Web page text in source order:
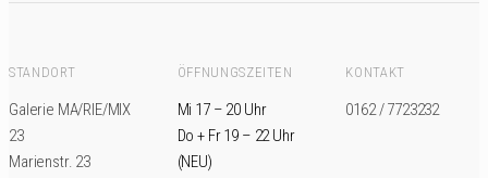
STANDORT
Galerie MA/RIE/MIX
23
Marienstr. 23
ÖFFNUNGSZEITEN
Mi 17 – 20 Uhr
Do + Fr 19 – 22 Uhr
(NEU)
KONTAKT
0162 / 7723232